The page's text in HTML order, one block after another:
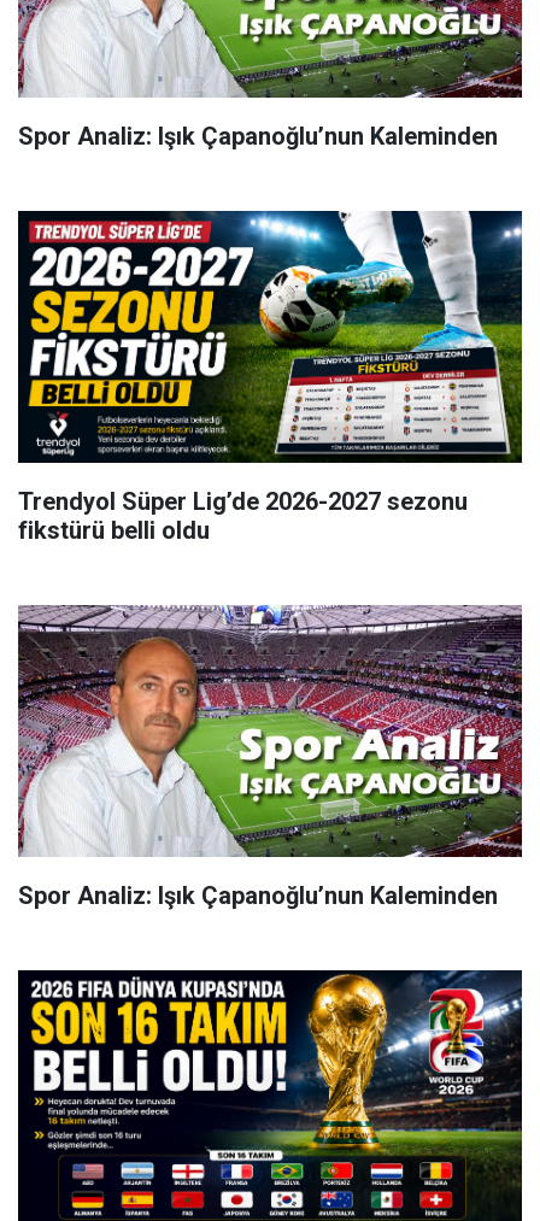
Spor Analiz: Işık Çapanoğlu’nun Kaleminden
Trendyol Süper Lig’de 2026-2027 sezonu
fikstürü belli oldu
Spor Analiz: Işık Çapanoğlu’nun Kaleminden